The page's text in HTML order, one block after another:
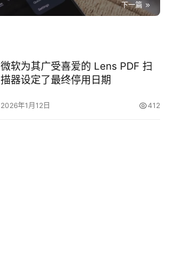
下一篇
微软为其广受喜爱的 Lens PDF 扫
描器设定了最终停用日期
2026年1月12日 412